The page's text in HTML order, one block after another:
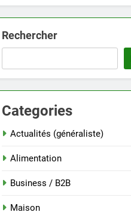
Rechercher
Categories
Actualités (généraliste)
Alimentation
Business / B2B
Maison